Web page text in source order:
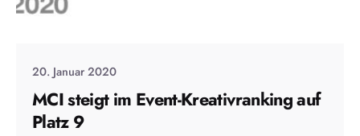
20. Januar 2020
MCI steigt im Event-Kreativranking auf
Platz 9